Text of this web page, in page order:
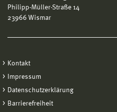
Philipp-Müller-Straße 14
23966 Wismar
Kontakt
Impressum
Datenschutzerklärung
Barrierefreiheit